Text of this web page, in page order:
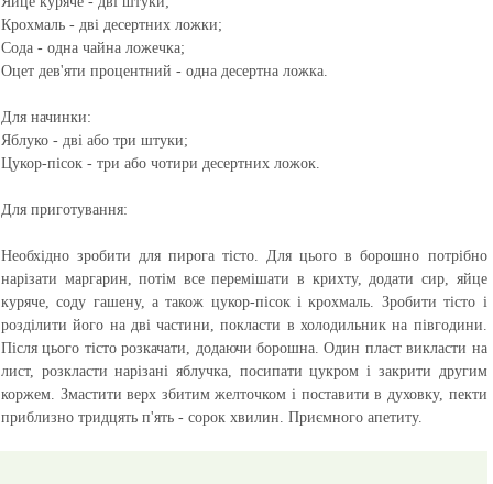
Крохмаль - дві десертних ложки;
Сода - одна чайна ложечка;
Оцет дев'яти процентний - одна десертна ложка.
Для начинки:
Яблуко - дві або три штуки;
Цукор-пісок - три або чотири десертних ложок.
Для приготування:
Необхідно зробити для пирога тісто. Для цього в борошно потрібно
нарізати маргарин, потім все перемішати в крихту, додати сир, яйце
куряче, соду гашену, а також цукор-пісок і крохмаль. Зробити тісто і
розділити його на дві частини, покласти в холодильник на півгодини.
Після цього тісто розкачати, додаючи борошна. Один пласт викласти на
лист, розкласти нарізані яблучка, посипати цукром і закрити другим
коржем. Змастити верх збитим желточком і поставити в духовку, пекти
приблизно тридцять п'ять - сорок хвилин. Приємного апетиту.